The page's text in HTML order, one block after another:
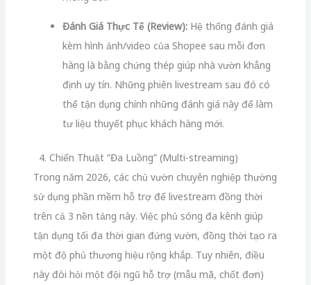
Đánh Giá Thực Tế (Review):Hệ thống đánh giá
kèm hình ảnh/video của Shopee sau mỗi đơn
hàng là bằng chứng thép giúp nhà vườn khẳng
định uy tín. Những phiên livestream sau đó có
thể tận dụng chính những đánh giá này để làm
tư liệu thuyết phục khách hàng mới.
4. Chiến Thuật “Đa Luồng” (Multi-streaming)
Trong năm 2026, các chủ vườn chuyên nghiệp thường
sử dụng phần mềm hỗ trợ để livestream đồng thời
trên cả 3 nền tảng này. Việc phủ sóng đa kênh giúp
tận dụng tối đa thời gian đứng vườn, đồng thời tạo ra
một độ phủ thương hiệu rộng khắp. Tuy nhiên, điều
này đòi hỏi một đội ngũ hỗ trợ (mẫu mã, chốt đơn)